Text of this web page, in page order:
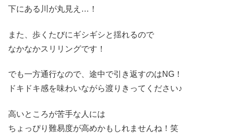
下にある川が丸見え…！
また、歩くたびにギシギシと揺れるので
なかなかスリリングです！
でも一方通行なので、途中で引き返すのはNG！
ドキドキ感を味わいながら渡りきってください♪
高いところが苦手な人には
ちょっぴり難易度が高めかもしれませんね！笑